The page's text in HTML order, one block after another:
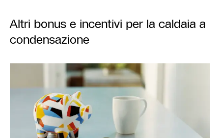
Altri bonus e incentivi per la caldaia a
condensazione